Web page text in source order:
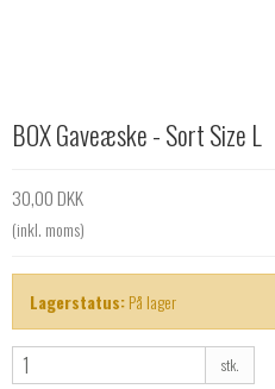
BOX Gaveæske - Sort Size L
30,00 DKK
(inkl. moms)
Lagerstatus:På lager
stk.